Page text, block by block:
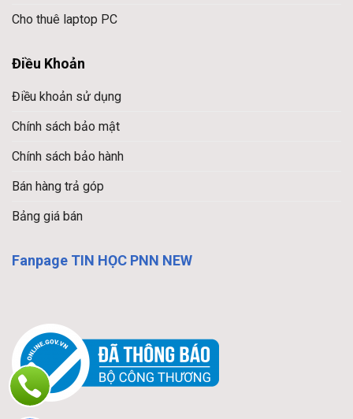
Cho thuê laptop PC
Điều Khoản
Điều khoản sử dụng
Chính sách bảo mật
Chính sách bảo hành
Bán hàng trả góp
Bảng giá bán
Fanpage TIN HỌC PNN NEW